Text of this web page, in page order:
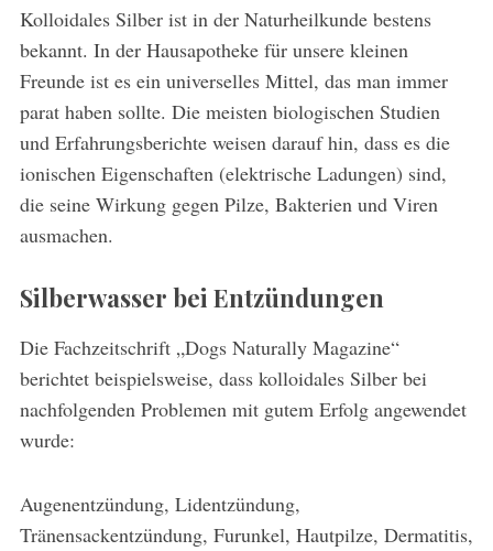
Kolloidales Silber ist in der Naturheilkunde bestens
bekannt. In der Hausapotheke für unsere kleinen
Freunde ist es ein universelles Mittel, das man immer
parat haben sollte. Die meisten biologischen Studien
und Erfahrungsberichte weisen darauf hin, dass es die
ionischen Eigenschaften (elektrische Ladungen) sind,
die seine Wirkung gegen Pilze, Bakterien und Viren
ausmachen.
Silberwasser bei Entzündungen
Die Fachzeitschrift „Dogs Naturally Magazine“
berichtet beispielsweise, dass kolloidales Silber bei
nachfolgenden Problemen mit gutem Erfolg angewendet
wurde:
Augenentzündung, Lidentzündung,
Tränensackentzündung, Furunkel, Hautpilze, Dermatitis,